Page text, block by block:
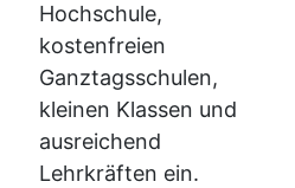
Hochschule,
kostenfreien
Ganztagsschulen,
kleinen Klassen und
ausreichend
Lehrkräften ein.